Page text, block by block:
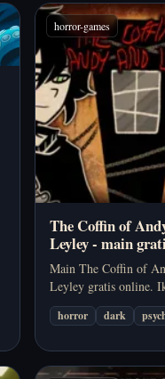
horror-games
The Coffin of
Leyley - main
Main The Coffin of
Leyley gratis online.
dan Leyley bertahan
apartemen terisolasi
horror dark